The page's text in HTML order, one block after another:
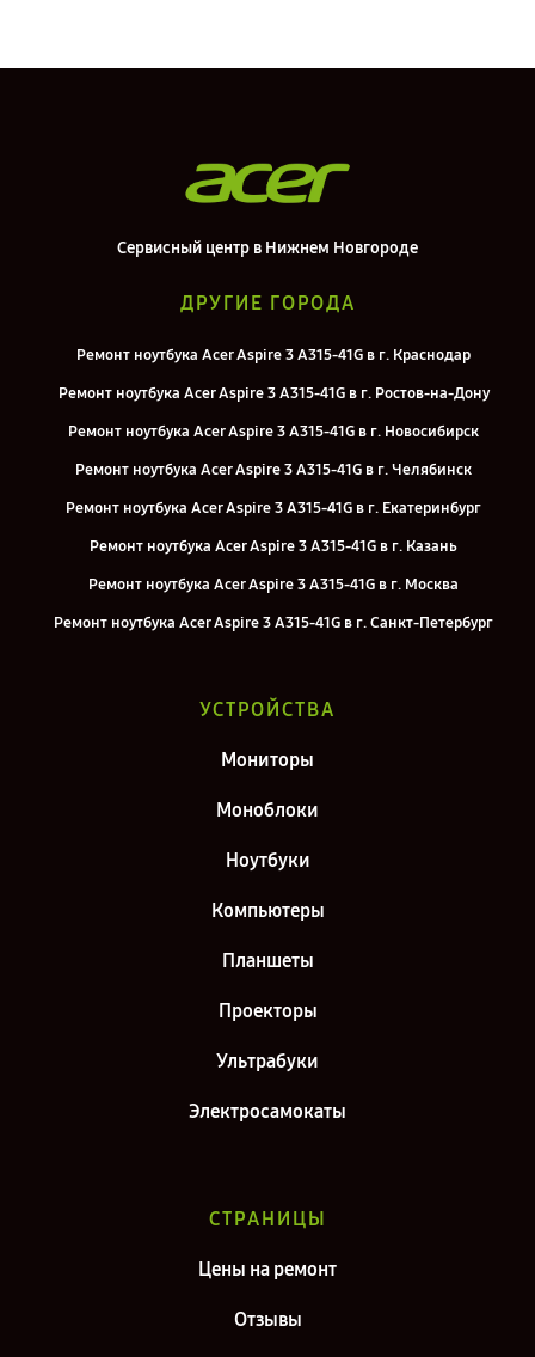
Сервисный центр в Нижнем Новгороде
ДРУГИЕ ГОРОДА
Ремонт ноутбука Acer Aspire 3 A315-41G в г. Краснодар
Ремонт ноутбука Acer Aspire 3 A315-41G в г. Ростов-на-Дону
Ремонт ноутбука Acer Aspire 3 A315-41G в г. Новосибирск
Ремонт ноутбука Acer Aspire 3 A315-41G в г. Челябинск
Ремонт ноутбука Acer Aspire 3 A315-41G в г. Екатеринбург
Ремонт ноутбука Acer Aspire 3 A315-41G в г. Казань
Ремонт ноутбука Acer Aspire 3 A315-41G в г. Москва
Ремонт ноутбука Acer Aspire 3 A315-41G в г. Санкт-Петербург
УСТРОЙСТВА
Мониторы
Моноблоки
Ноутбуки
Компьютеры
Планшеты
Проекторы
Ультрабуки
Электросамокаты
СТРАНИЦЫ
Цены на ремонт
Отзывы